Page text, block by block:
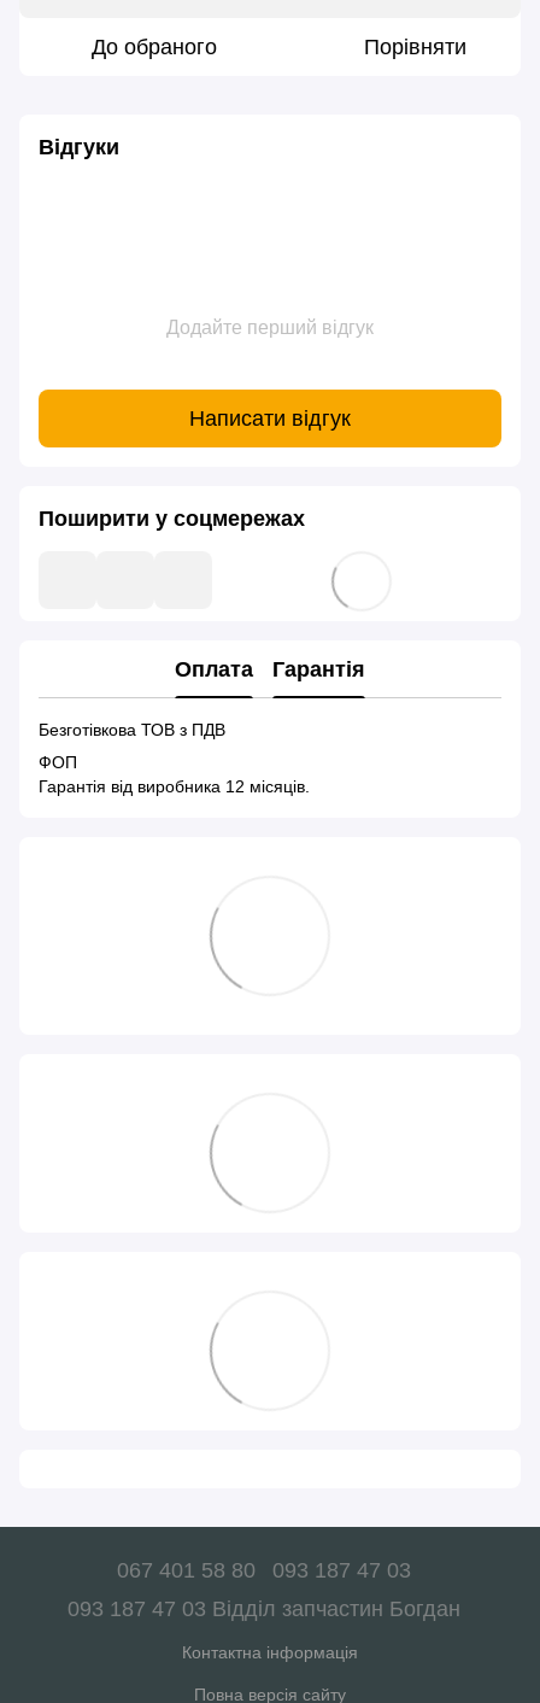
До обраного Порівняти
Відгуки
Додайте перший відгук
Написати відгук
Поширити у соцмережах
Оплата Гарантія
Безготівкова ТОВ з ПДВ
ФОП
Гарантія від виробника 12 місяців.
067 401 58 80
093 187 47 03
093 187 47 03 Відділ запчастин Богдан
Контактна інформація
Повна версія сайту